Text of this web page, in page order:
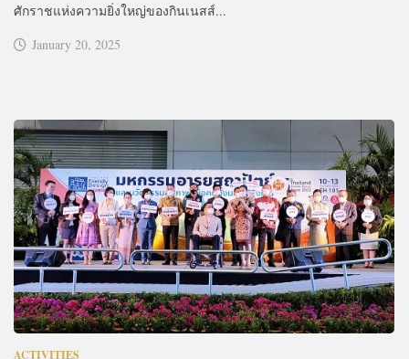
ศักราชแห่งความยิ่งใหญ่ของกินเนสส์...
January 20, 2025
ACTIVITIES